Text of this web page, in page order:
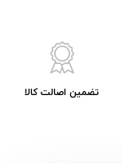
تضمین اصالت کالا